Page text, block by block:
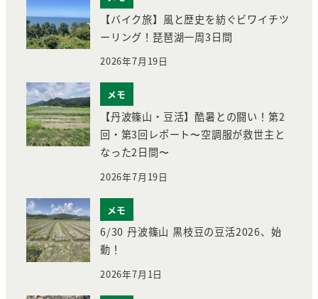
【バイク旅】風と歴史を紡ぐビワイチツ
ーリング！琵琶湖一周3日間
2026年7月19日
メモ
【丹波篠山・豆活】酷暑との闘い！第2
回・第3回レポート〜空調服が救世主と
なった2日間〜
2026年7月19日
メモ
6/30 丹波篠山 黒枝豆の豆活2026、始
動！
2026年7月1日